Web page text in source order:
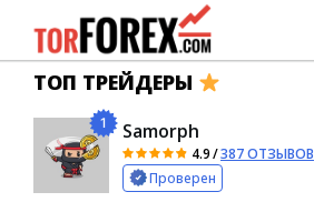
ТОП ТРЕЙДЕРЫ
1 Samorph
4.9/387 ОТЗЫВОВ
Проверен